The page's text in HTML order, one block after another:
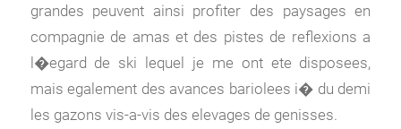
grandes peuvent ainsi profiter des paysages en
compagnie de amas et des pistes de reflexions a
l�egard de ski lequel je me ont ete disposees,
mais egalement des avances bariolees i� du demi
les gazons vis-a-vis des elevages de genisses.